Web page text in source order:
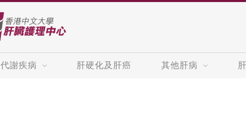
謝疾病 肝硬化及肝癌 其他肝病